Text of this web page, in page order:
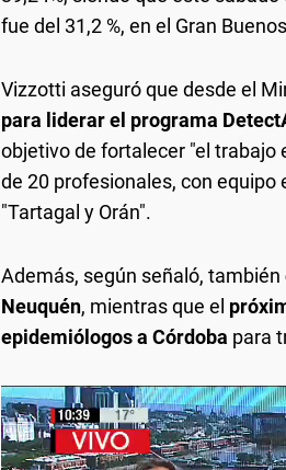
fue del 31,2 %, en el Gran
Vizzotti aseguró que desde el
para liderar el programa
objetivo de fortalecer "el trabajo
de 20 profesionales, con equipo
"Tartagal y Orán".
Además, según señaló, también
Neuquén, mientras que el
epidemiólogos a Córdoba para